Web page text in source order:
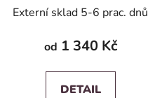
Externí sklad 5-6 prac. dnů
od 1 340 Kč
DETAIL